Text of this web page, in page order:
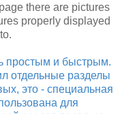
there are pictures
properly displayed
простым и быстрым.
отдельные разделы
это - специальная
для